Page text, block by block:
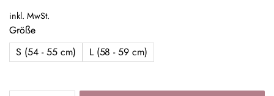
inkl. MwSt.
Größe
S (54 - 55 cm)
L (58 - 59 cm)